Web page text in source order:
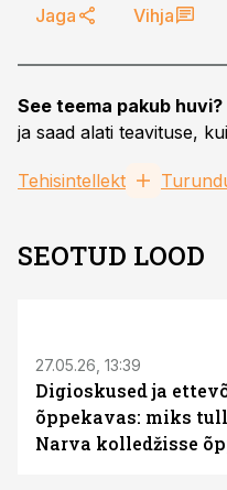
Jaga Vihja
See teema pakub huvi?
ja saad alati teavituse,
Tehisintellekt
SEOTUD LOOD
27.05.26, 13:39
Digioskused ja
õppekavas: miks
Narva kolledžisse